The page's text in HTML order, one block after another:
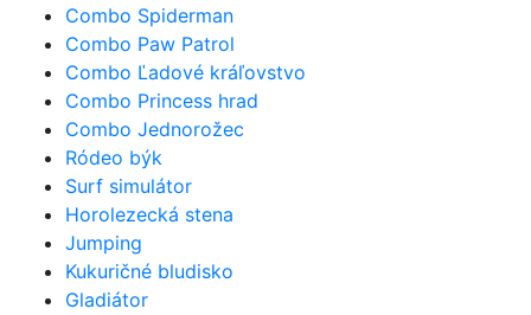
Combo Spiderman
Combo Paw Patrol
Combo Ľadové kráľovstvo
Combo Princess hrad
Combo Jednorožec
Ródeo býk
Surf simulátor
Horolezecká stena
Jumping
Kukuričné bludisko
Gladiátor